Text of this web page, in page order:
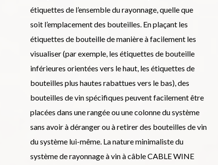
étiquettes de l’ensemble du rayonnage, quelle que
soit l’emplacement des bouteilles. En plaçant les
étiquettes de bouteille de manière à facilement les
visualiser (par exemple, les étiquettes de bouteille
inférieures orientées vers le haut, les étiquettes de
bouteilles plus hautes rabattues vers le bas), des
bouteilles de vin spécifiques peuvent facilement être
placées dans une rangée ou une colonne du système
sans avoir à déranger ou à retirer des bouteilles de vin
du système lui-même. La nature minimaliste du
système de rayonnage à vin à câble CABLE WINE